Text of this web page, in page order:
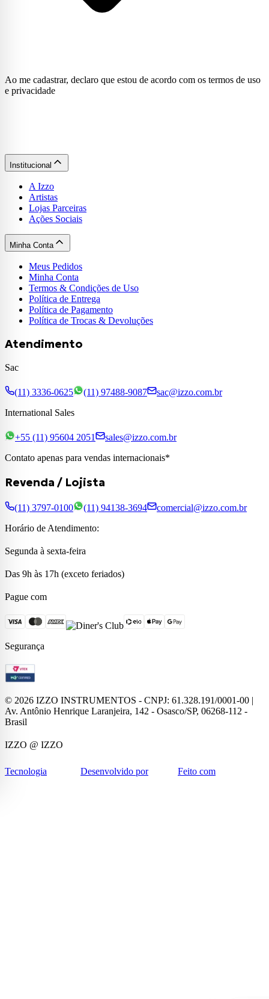
Ao me cadastrar, declaro que estou de acordo com os termos de uso
e privacidade
Institucional
A Izzo
Artistas
Lojas Parceiras
Ações Sociais
Minha Conta
Meus Pedidos
Minha Conta
Termos & Condições de Uso
Política de Entrega
Política de Pagamento
Política de Trocas & Devoluções
Atendimento
Sac
(11) 3336-0625 (11) 97488-9087
sac@izzo.com.br
International Sales
+55 (11) 95604 2051
sales@izzo.com.br
Contato apenas para vendas internacionais*
Revenda / Lojista
(11) 3797-0100 (11) 94138-3694
comercial@izzo.com.br
Horário de Atendimento:
Segunda à sexta-feira
Das 9h às 17h (exceto feriados)
Pague com
Segurança
© 2026 IZZO INSTRUMENTOS - CNPJ: 61.328.191/0001-00 |
Av. Antônio Henrique Laranjeira, 142 - Osasco/SP, 06268-112 -
Brasil
IZZO @ IZZO
Tecnologia Desenvolvido por Feito com